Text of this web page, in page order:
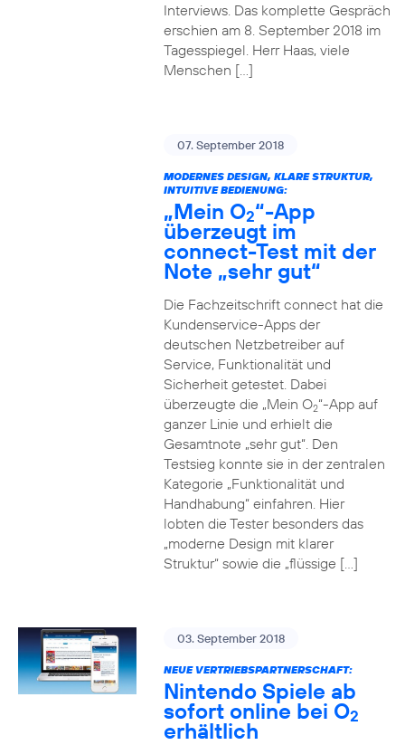
Interviews. Das komplette Gespräch
erschien am 8. September 2018 im
Tagesspiegel. Herr Haas, viele
Menschen […]
07. September 2018
MODERNES DESIGN, KLARE STRUKTUR,
INTUITIVE BEDIENUNG:
„Mein O2“-App
überzeugt im
connect-Test mit der
Note „sehr gut“
Die Fachzeitschrift connect hat die
Kundenservice-Apps der
deutschen Netzbetreiber auf
Service, Funktionalität und
Sicherheit getestet. Dabei
überzeugte die „Mein O2“-App auf
ganzer Linie und erhielt die
Gesamtnote „sehr gut“. Den
Testsieg konnte sie in der zentralen
Kategorie „Funktionalität und
Handhabung“ einfahren. Hier
lobten die Tester besonders das
„moderne Design mit klarer
Struktur“ sowie die „flüssige […]
03. September 2018
NEUE VERTRIEBSPARTNERSCHAFT:
Nintendo Spiele ab
sofort online bei O2
erhältlich